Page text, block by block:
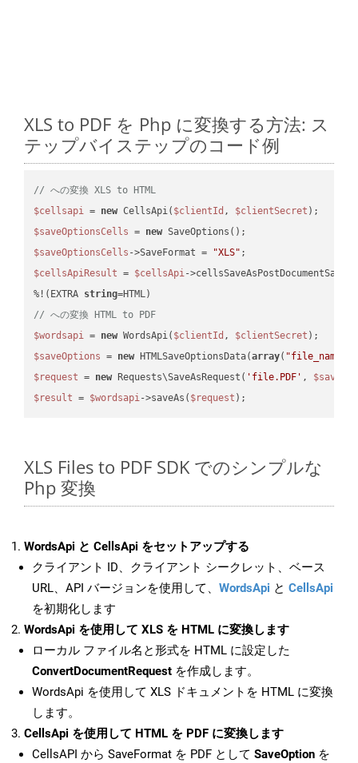
XLS to PDF を Php に変換する方法: ス
テップバイステップのコード例
// への変換 XLS to HTML
$cellsapi = new CellsApi( $clientId , $clientSecret
$saveOptionsCells = new
$saveOptionsCells ->SaveFormat = "XLS"
$cellsApiResult = $cellsApi-
%!(EXTRA string
// への変換 HTML to PDF
$wordsapi = new WordsApi( $clientId , $clientSecret
$saveOptions = new HTMLSaveOptionsData(array( "file_name"
$request = new Requests\SaveAsRequest( 'file.PDF' ,
$result = $wordsapi->saveAs( $request
XLS Files to PDF SDK でのシンプルな
Php 変換
WordsApi と CellsApi をセットアップする
クライアント ID、クライアント シークレット、ベース
URL、API バージョンを使用して、 WordsApi と CellsApi
を初期化します
WordsApi を使用して XLS を HTML に変換します
ローカル ファイル名と形式を HTML に設定した
ConvertDocumentRequest を作成します。
WordsApi を使用して XLS ドキュメントを HTML に変換
します。
CellsApi を使用して HTML を PDF に変換します
CellsAPI から SaveFormat を PDF として SaveOption を